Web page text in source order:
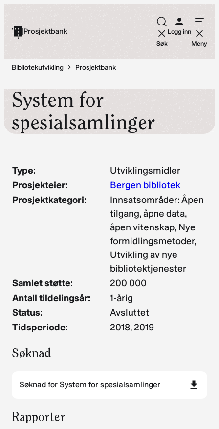
innhold
|Prosjektbank
Søk
Logg inn
Meny
Bibliotekutvikling Prosjektbank
System for
spesialsamlinger
Type:
Utviklingsmidler
Prosjekteier:
Bergen bibliotek
Prosjektkategori:
Innsatsområder: Åpen
tilgang, åpne data,
åpen vitenskap, Nye
formidlingsmetoder,
Utvikling av nye
bibliotektjenester
Samlet støtte:
200 000
Antall tildelingsår:
1-årig
Status:
Avsluttet
Tidsperiode:
2018, 2019
Søknad
Søknad for System for spesialsamlinger
Rapporter